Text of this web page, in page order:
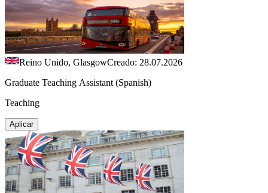
Reino Unido, GlasgowCreado: 28.07.2026
Graduate Teaching Assistant (Spanish)
Teaching
Aplicar